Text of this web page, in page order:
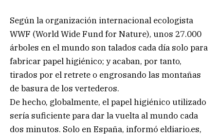
Según la organización internacional ecologista
WWF (World Wide Fund for Nature), unos 27.000
árboles en el mundo son talados cada día solo para
fabricar papel higiénico; y acaban, por tanto,
tirados por el retrete o engrosando las montañas
de basura de los vertederos.
De hecho, globalmente, el papel higiénico utilizado
sería suficiente para dar la vuelta al mundo cada
dos minutos. Solo en España, informó eldiario.es,